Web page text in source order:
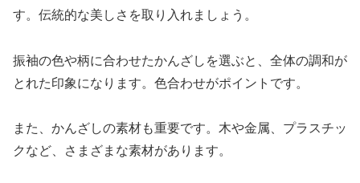
す。伝統的な美しさを取り入れましょう。
振袖の色や柄に合わせたかんざしを選ぶと、全体の調和が
とれた印象になります。色合わせがポイントです。
また、かんざしの素材も重要です。木や金属、プラスチッ
クなど、さまざまな素材があります。